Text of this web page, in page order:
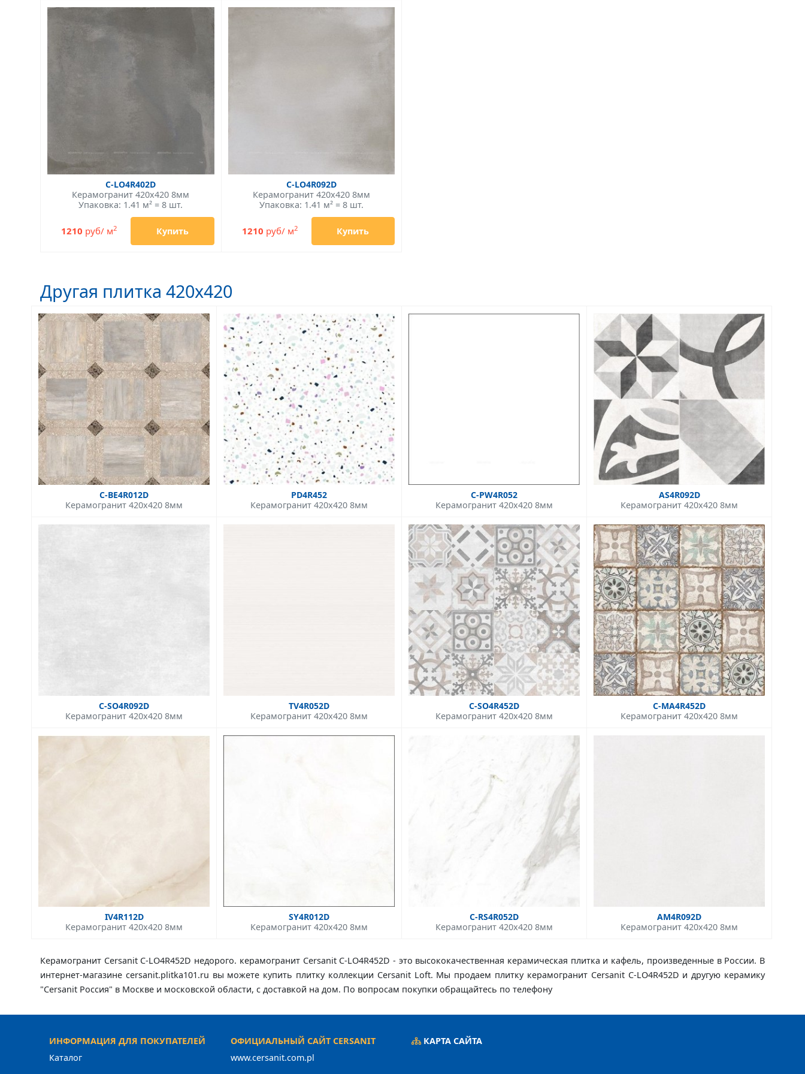
C-LO4R402D
Керамогранит 420x420 8мм
Упаковка: 1.41 м² = 8 шт.
1210 руб/ м2 Купить
C-LO4R092D
Керамогранит 420x420 8мм
Упаковка: 1.41 м² = 8 шт.
1210 руб/ м2 Купить
Другая плитка 420x420
C-BE4R012D
Керамогранит 420x420 8мм
PD4R452
Керамогранит 420x420 8мм
C-PW4R052
Керамогранит 420x420 8мм
AS4R092D
Керамогранит 420x420 8мм
C-SO4R092D
Керамогранит 420x420 8мм
TV4R052D
Керамогранит 420x420 8мм
C-SO4R452D
Керамогранит 420x420 8мм
C-MA4R452D
Керамогранит 420x420 8мм
IV4R112D
Керамогранит 420x420 8мм
SY4R012D
Керамогранит 420x420 8мм
C-RS4R052D
Керамогранит 420x420 8мм
AM4R092D
Керамогранит 420x420 8мм
Керамогранит Cersanit C-LO4R452D недорого. керамогранит Cersanit C-LO4R452D - это высококачественная керамическая плитка и кафель, произведенные в России. В
интернет-магазине cersanit.plitka101.ru вы можете купить плитку коллекции Cersanit Loft. Мы продаем плитку керамогранит Cersanit C-LO4R452D и другую керамику
"Cersanit Россия" в Москве и московской области, с доставкой на дом. По вопросам покупки обращайтесь по телефону
ИНФОРМАЦИЯ ДЛЯ ПОКУПАТЕЛЕЙ
Каталог
ОФИЦИАЛЬНЫЙ САЙТ CERSANIT
www.cersanit.com.pl
КАРТА САЙТА